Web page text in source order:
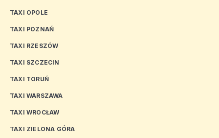
TAXI OPOLE
TAXI POZNAŃ
TAXI RZESZÓW
TAXI SZCZECIN
TAXI TORUŃ
TAXI WARSZAWA
TAXI WROCŁAW
TAXI ZIELONA GÓRA